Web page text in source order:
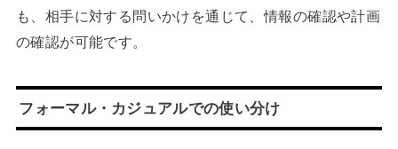
も、相手に対する問いかけを通じて、情報の確認や計画
の確認が可能です。
フォーマル・カジュアルでの使い分け